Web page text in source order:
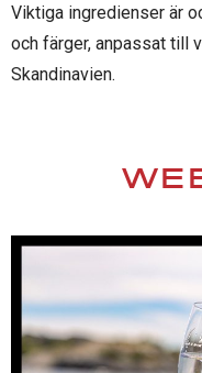
Viktiga ingredienser är
och färger, anpassat till
Skandinavien.